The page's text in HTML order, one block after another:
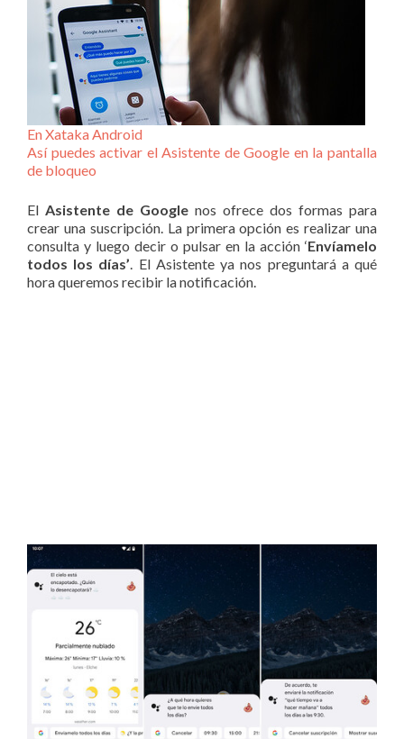
En Xataka Android
Así puedes activar el Asistente de Google en la pantalla
de bloqueo
El Asistente de Google nos ofrece dos formas para
crear una suscripción. La primera opción es realizar una
consulta y luego decir o pulsar en la acción ‘Envíamelo
todos los días’. El Asistente ya nos preguntará a qué
hora queremos recibir la notificación.